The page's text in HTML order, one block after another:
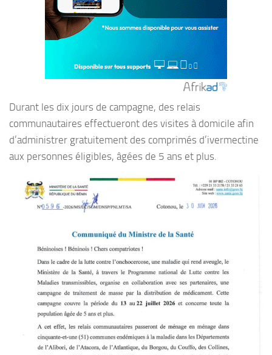
Durant les dix jours de campagne, des relais
communautaires effectueront des visites à domicile afin
d’administrer gratuitement des comprimés d’ivermectine
aux personnes éligibles, âgées de 5 ans et plus.